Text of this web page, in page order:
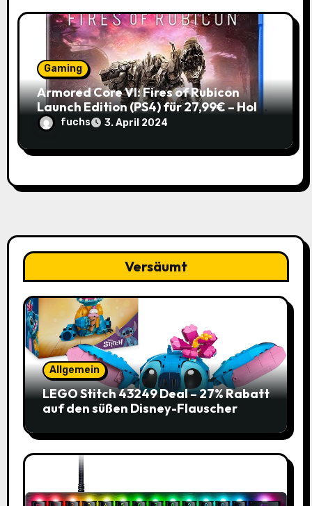
Gaming
Armored Core VI: Fires of Rubicon
Launch Edition (PS4) für 27,99€ – Hol
dir den Mech-Action Spaß zum
Spitzenpreis!
fuchs 3. April 2024
Versäumt
Allgemein
LEGO Stitch 43249 Deal – 27% Rabatt
auf den süßen Disney-Flauscher